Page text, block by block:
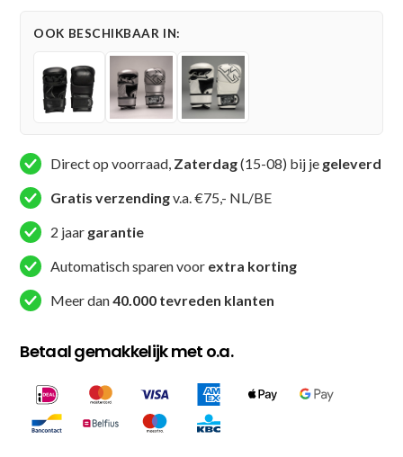
Handschoenen
Zwart
aantal
OOK BESCHIKBAAR IN:
Direct op voorraad, Zaterdag(15-08) bij je geleverd
Gratis verzendingv.a. €75,- NL/BE
2 jaar garantie
Automatisch sparen voor extra korting
Meer dan40.000 tevreden klanten
Betaal gemakkelijk met o.a.